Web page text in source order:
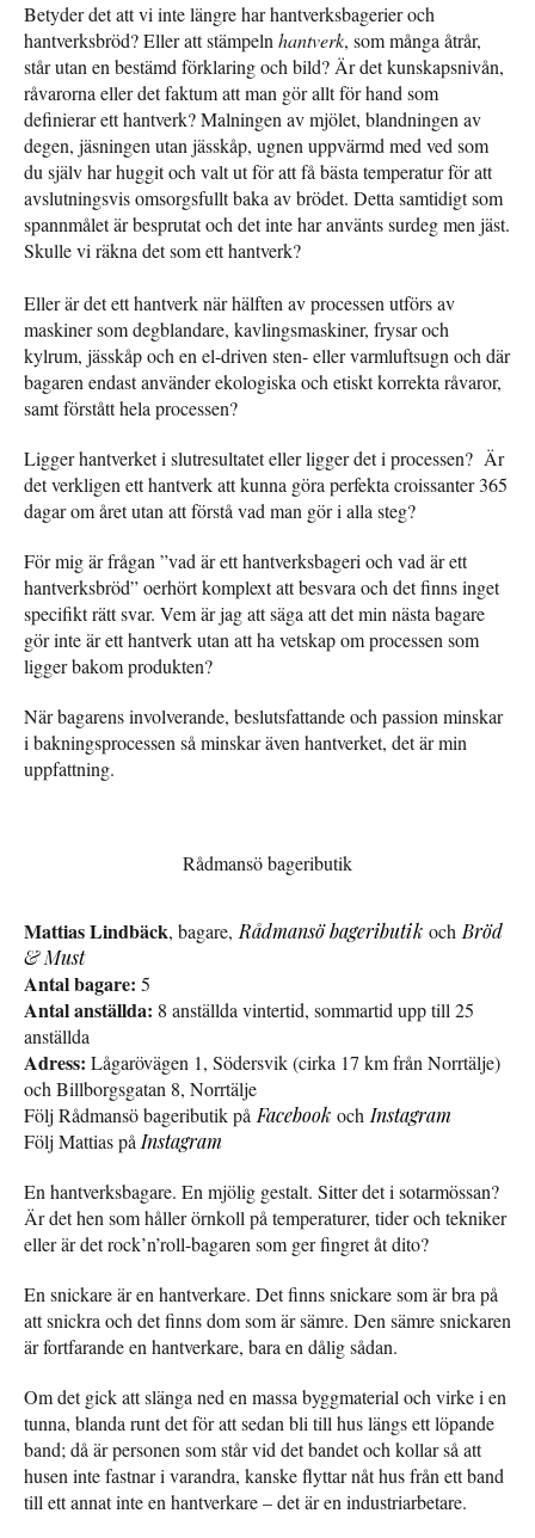
Betyder det att vi inte längre har hantverksbagerier och
hantverksbröd? Eller att stämpelnhantverk, som många åtrår,
står utan en bestämd förklaring och bild? Är det kunskapsnivån,
råvarorna eller det faktum att man gör allt för hand som
definierar ett hantverk? Malningen av mjölet, blandningen av
degen, jäsningen utan jässkåp, ugnen uppvärmd med ved som
du själv har huggit och valt ut för att få bästa temperatur för att
avslutningsvis omsorgsfullt baka av brödet. Detta samtidigt som
spannmålet är besprutat och det inte har använts surdeg men jäst.
Skulle vi räkna det som ett hantverk?
Eller är det ett hantverk när hälften av processen utförs av
maskiner som degblandare, kavlingsmaskiner, frysar och
kylrum, jässkåp och en el-driven sten- eller varmluftsugn och där
bagaren endast använder ekologiska och etiskt korrekta råvaror,
samt förstått hela processen?
Ligger hantverket i slutresultatet eller ligger det i processen? Är
det verkligen ett hantverk att kunna göra perfekta croissanter 365
dagar om året utan att förstå vad man gör i alla steg?
För mig är frågan ”vad är ett hantverksbageri och vad är ett
hantverksbröd” oerhört komplext att besvara och det finns inget
specifikt rätt svar. Vem är jag att säga att det min nästa bagare
gör inte är ett hantverk utan att ha vetskap om processen som
ligger bakom produkten?
När bagarens involverande, beslutsfattande och passion minskar
i bakningsprocessen så minskar även hantverket, det är min
uppfattning.
Rådmansö bageributik
Mattias Lindbäck, bagare,Rådmansö bageributik ochBröd
& Must
Antal bagare: 5
Antal anställda: 8 anställda vintertid, sommartid upp till 25
anställda
Adress: Lågarövägen 1, Södersvik (cirka 17 km från Norrtälje)
och Billborgsgatan 8, Norrtälje
Följ Rådmansö bageributik påFacebook ochInstagram
Följ Mattias påInstagram
En hantverksbagare. En mjölig gestalt. Sitter det i sotarmössan?
Är det hen som håller örnkoll på temperaturer, tider och tekniker
eller är det rock’n’roll-bagaren som ger fingret åt dito?
En snickare är en hantverkare. Det finns snickare som är bra på
att snickra och det finns dom som är sämre. Den sämre snickaren
är fortfarande en hantverkare, bara en dålig sådan.
Om det gick att slänga ned en massa byggmaterial och virke i en
tunna, blanda runt det för att sedan bli till hus längs ett löpande
band; då är personen som står vid det bandet och kollar så att
husen inte fastnar i varandra, kanske flyttar nåt hus från ett band
till ett annat inte en hantverkare – det är en industriarbetare.